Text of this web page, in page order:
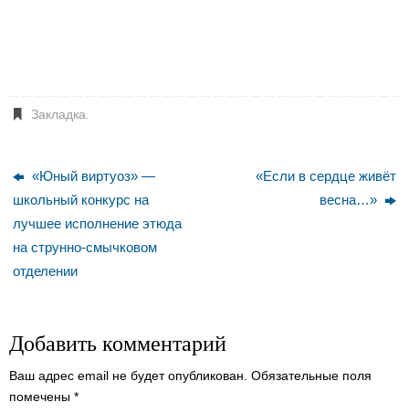
Закладка.
«Юный виртуоз» —
школьный конкурс на
лучшее исполнение этюда
на струнно-смычковом
отделении
«Если в сердце живёт
весна…»
Добавить комментарий
Ваш адрес email не будет опубликован. Обязательные поля
помечены *